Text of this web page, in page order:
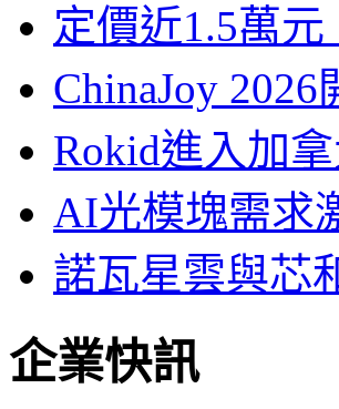
定價近1.5萬
ChinaJoy
Rokid進入加
AI光模塊需求
諾瓦星雲與芯
企業快訊